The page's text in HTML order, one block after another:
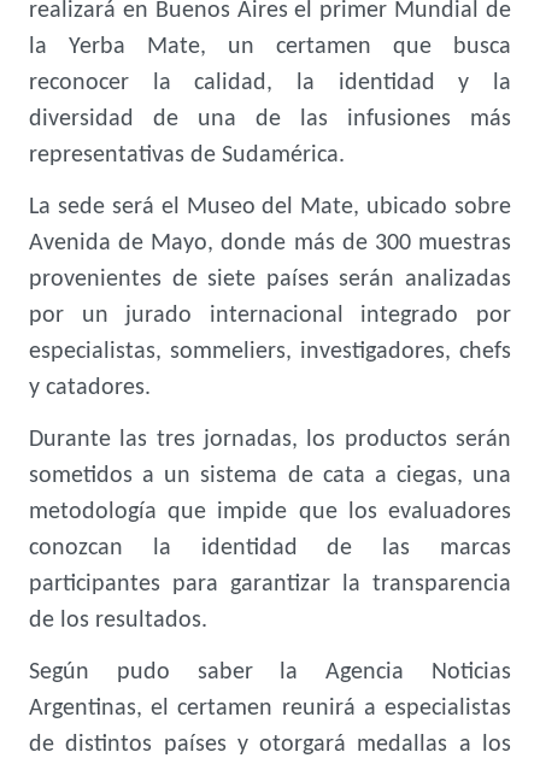
realizará en Buenos Aires el primer Mundial de
la Yerba Mate, un certamen que busca
reconocer la calidad, la identidad y la
diversidad de una de las infusiones más
representativas de Sudamérica.
La sede será el Museo del Mate, ubicado sobre
Avenida de Mayo, donde más de 300 muestras
provenientes de siete países serán analizadas
por un jurado internacional integrado por
especialistas, sommeliers, investigadores, chefs
y catadores.
Durante las tres jornadas, los productos serán
sometidos a un sistema de cata a ciegas, una
metodología que impide que los evaluadores
conozcan la identidad de las marcas
participantes para garantizar la transparencia
de los resultados.
Según pudo saber la Agencia Noticias
Argentinas, el certamen reunirá a especialistas
de distintos países y otorgará medallas a los